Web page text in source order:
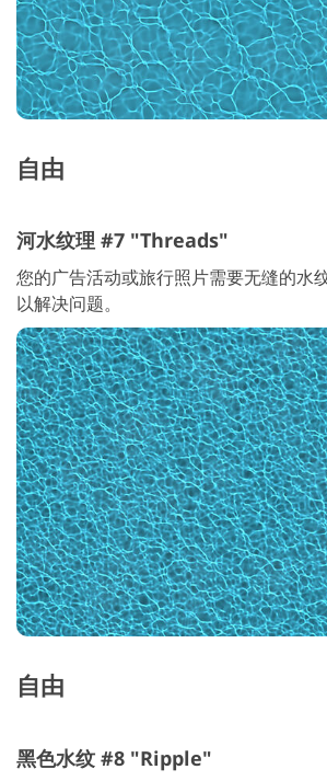
自由
河水纹理 #7 "Threads"
您的广告活动或旅行照片需要无缝的水
以解决问题。
自由
黑色水纹 #8 "Ripple"